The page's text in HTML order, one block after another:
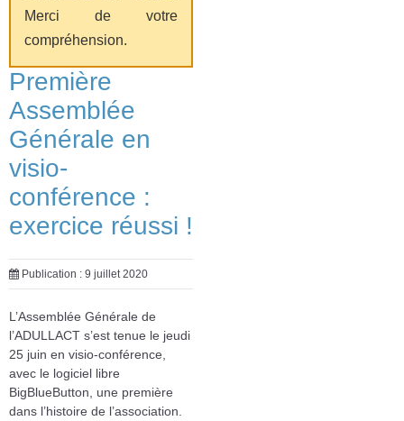
Merci de votre
compréhension.
Première
Assemblée
Générale en
visio-
conférence :
exercice réussi !
Publication : 9 juillet 2020
L’Assemblée Générale de
l’ADULLACT s’est tenue le jeudi
25 juin en visio-conférence,
avec le logiciel libre
BigBlueButton, une première
dans l’histoire de l’association.